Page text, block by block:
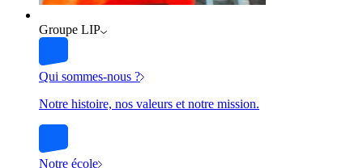
Groupe LIP
Qui sommes-nous ?
Notre histoire, nos valeurs et notre mission.
Notre école